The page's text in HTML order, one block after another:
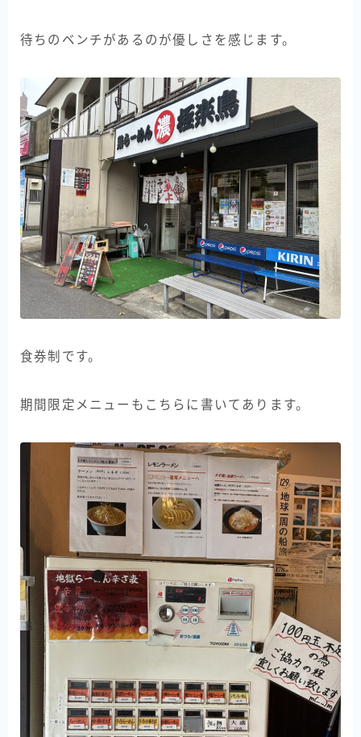
待ちのベンチがあるのが優しさを感じます。
食券制です。
期間限定メニューもこちらに書いてあります。